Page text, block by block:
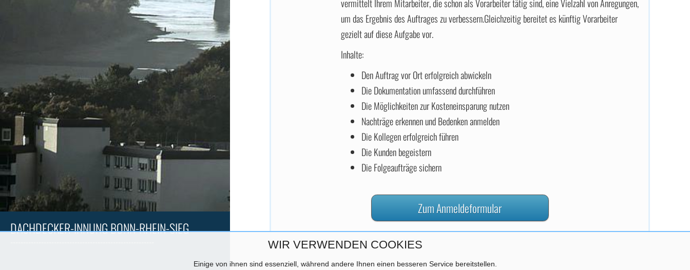
DACHDECKER-INNUNG BONN-RHEIN-SIEG
vermittelt Ihrem Mitarbeiter, die schon als Vorarbeiter tätig sind, eine Vielzahl von Anregungen,
um das Ergebnis des Auftrages zu verbessern.Gleichzeitig bereitet es künftig Vorarbeiter
gezielt auf diese Aufgabe vor.
Inhalte:
Den Auftrag vor Ort erfolgreich abwickeln
Die Dokumentation umfassend durchführen
Die Möglichkeiten zur Kosteneinsparung nutzen
Nachträge erkennen und Bedenken anmelden
Die Kollegen erfolgreich führen
Die Kunden begeistern
Die Folgeaufträge sichern
WIR VERWENDEN COOKIES
Einige von ihnen sind essenziell, während andere Ihnen einen besseren Service bereitstellen.